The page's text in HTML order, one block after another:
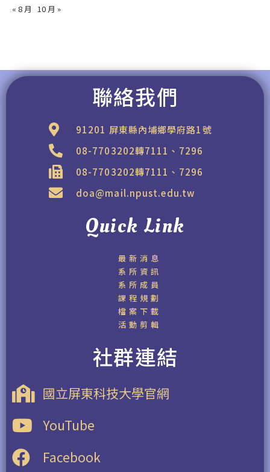
« 8 月 10 月 »
聯絡我們
91201 屏東縣內埔鄉學府路1號
08-7703202轉7111、7296
08-7703202轉7111、7296
doa@mail.npust.edu.tw
Quick Link
最新消息
系所資訊
系所成員
課程規劃
檔案下載
活動剪輯
社群連結
國立屏東科技大學官網
YouTube
Facebook